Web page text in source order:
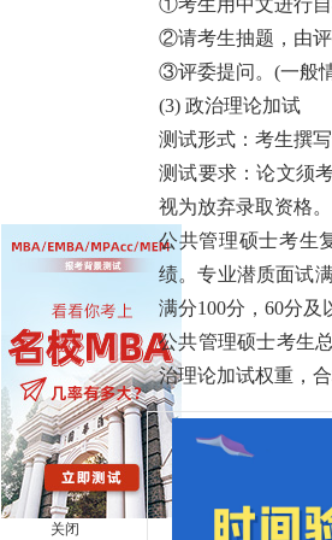
关闭
①考生用中文进行
②请考生抽题，由评
③评委提问。(一般
(3) 政治理论加试
测试形式：考生撰
测试要求：论文须
视为放弃录取资格。
公共管理硕士考生
绩。专业潜质面试
满分100分，60分及
公共管理硕士考生
治理论加试权重，